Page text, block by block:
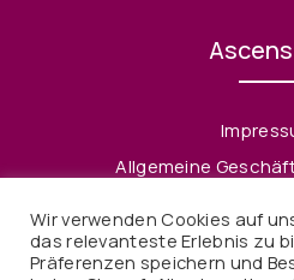
Allgemeine
Wir verwenden Cookies auf
das relevanteste Erlebnis zu
Präferenzen speichern und